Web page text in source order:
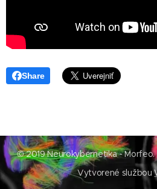
Share
© 2019 Neurokybernetika -
Vytvorené službou